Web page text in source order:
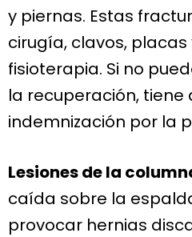
y piernas. Estas
cirugía, clavos,
fisioterapia. Si no
la recuperación, tiene
indemnización por la
Lesiones de la
caída sobre la
provocar hernias